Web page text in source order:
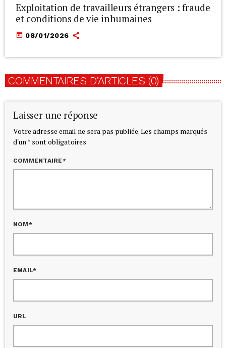
Exploitation de travailleurs étrangers : fraude
et conditions de vie inhumaines
today 08/01/2026
COMMENTAIRES D’ARTICLES (0)
Laisser une réponse
Votre adresse email ne sera pas publiée. Les champs marqués
d'un * sont obligatoires
COMMENTAIRE*
NOM*
EMAIL*
URL